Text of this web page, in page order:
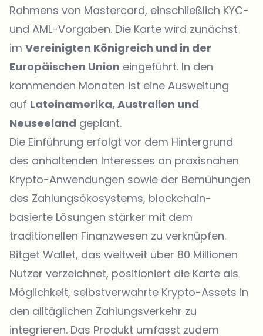
Rahmens von Mastercard, einschließlich KYC-
und AML-Vorgaben. Die Karte wird zunächst
im Vereinigten Königreich und in der
Europäischen Union eingeführt. In den
kommenden Monaten ist eine Ausweitung
auf Lateinamerika, Australien und
Neuseeland geplant.
Die Einführung erfolgt vor dem Hintergrund
des anhaltenden Interesses an praxisnahen
Krypto-Anwendungen sowie der Bemühungen
des Zahlungsökosystems, blockchain-
basierte Lösungen stärker mit dem
traditionellen Finanzwesen zu verknüpfen.
Bitget Wallet, das weltweit über 80 Millionen
Nutzer verzeichnet, positioniert die Karte als
Möglichkeit, selbstverwahrte Krypto-Assets in
den alltäglichen Zahlungsverkehr zu
integrieren. Das Produkt umfasst zudem